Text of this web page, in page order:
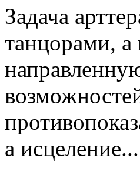
Задача
танцорами, а
а исцеление...